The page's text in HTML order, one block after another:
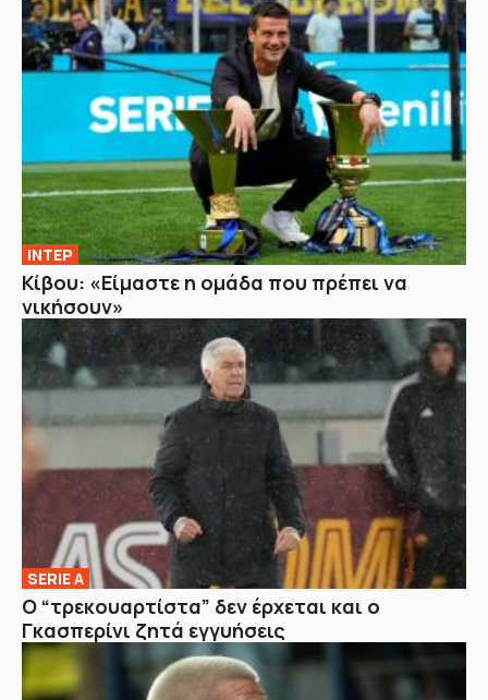
ΙΝΤΕΡ
Κίβου: «Είμαστε η ομάδα που πρέπει να
νικήσουν»
SERIE A
Ο “τρεκουαρτίστα” δεν έρχεται και ο
Γκασπερίνι ζητά εγγυήσεις